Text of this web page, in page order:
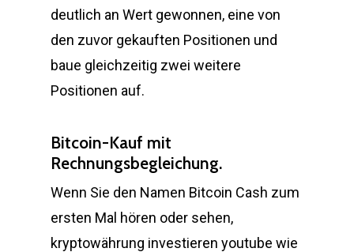
deutlich an Wert gewonnen, eine von
den zuvor gekauften Positionen und
baue gleichzeitig zwei weitere
Positionen auf.
Bitcoin-Kauf mit
Rechnungsbegleichung.
Wenn Sie den Namen Bitcoin Cash zum
ersten Mal hören oder sehen,
kryptowährung investieren youtube wie